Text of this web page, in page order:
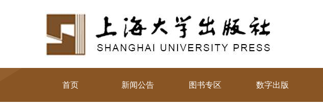
首页 新闻公告 图书专区 数字出版